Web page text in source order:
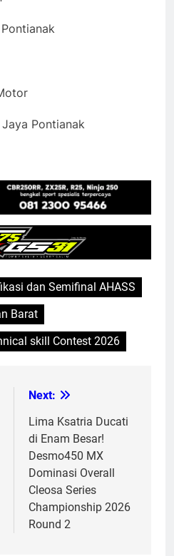
Pontianak
dan Semifinal AHASS
Barat
skill Contest 2026
Next:
Lima Ksatria Ducati
di Enam Besar!
Desmo450 MX
Dominasi Overall
Cleosa Series
Championship 2026
Round 2